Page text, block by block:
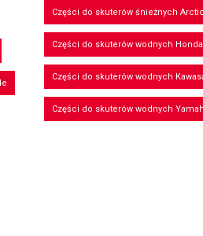
Części do skuterów śnieżnych
Części do skuterów wodnych Honda
Części do skuterów wodnych
Części do skuterów wodnych